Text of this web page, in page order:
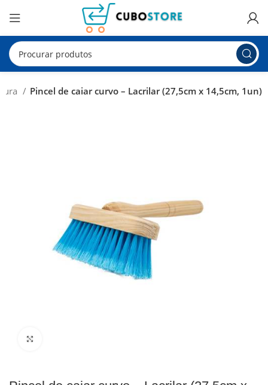
Pincel de caiar curvo – Lacrilar (27,5cm x 14,5cm, 1un)